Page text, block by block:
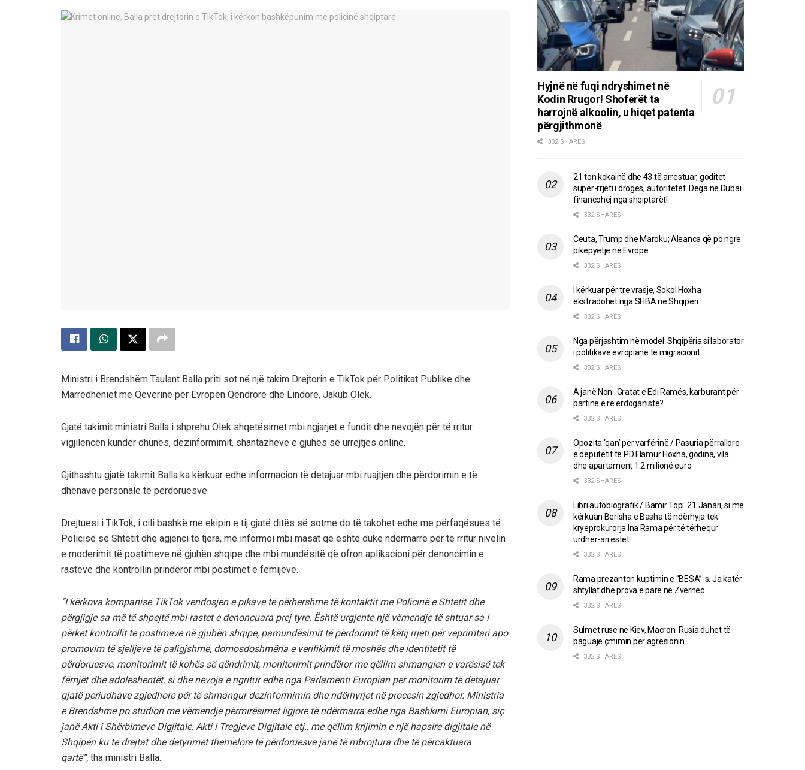
Ministri i Brendshëm Taulant Balla priti sot në një takim Drejtorin e TikTok për Politikat Publike dhe
Marrëdhëniet me Qeverinë për Evropën Qendrore dhe Lindore, Jakub Olek.
Gjatë takimit ministri Balla i shprehu Olek shqetësimet mbi ngjarjet e fundit dhe nevojën për të rritur
vigjilencën kundër dhunës, dezinformimit, shantazheve e gjuhës së urrejtjes online.
Gjithashtu gjatë takimit Balla ka kërkuar edhe informacion të detajuar mbi ruajtjen dhe përdorimin e të
dhënave personale të përdoruesve.
Drejtuesi i TikTok, i cili bashkë me ekipin e tij gjatë ditës së sotme do të takohet edhe me përfaqësues të
Policisë së Shtetit dhe agjenci të tjera, më informoi mbi masat që është duke ndërmarrë për të rritur nivelin
e moderimit të postimeve në gjuhën shqipe dhe mbi mundësitë që ofron aplikacioni për denoncimin e
rasteve dhe kontrollin prindëror mbi postimet e fëmijëve.
“I kërkova kompanisë TikTok vendosjen e pikave të përhershme të kontaktit me Policinë e Shtetit dhe
përgjigje sa më të shpejtë mbi rastet e denoncuara prej tyre. Është urgjente një vëmendje të shtuar sa i
përket kontrollit të postimeve në gjuhën shqipe, pamundësimit të përdorimit të këtij rrjeti për veprimtari apo
promovim të sjelljeve të paligjshme, domosdoshmëria e verifikimit të moshës dhe identitetit të
përdoruesve, monitorimit të kohës së qëndrimit, monitorimit prindëror me qëllim shmangien e varësisë tek
fëmjët dhe adoleshentët, si dhe nevoja e ngritur edhe nga Parlamenti Europian për monitorim të detajuar
gjatë periudhave zgjedhore për të shmangur dezinformimin dhe ndërhyrjet në procesin zgjedhor. Ministria
e Brendshme po studion me vëmendje përmirësimet ligjore të ndërmarra edhe nga Bashkimi Europian, siç
janë Akti i Shërbimeve Digjitale, Akti i Tregjeve Digjitale etj., me qëllim krijimin e një hapsire digjitale në
Shqipëri ku të drejtat dhe detyrimet themelore të përdoruesve janë të mbrojtura dhe të përcaktuara
qartë”, tha ministri Balla.
Hyjnë në fuqi ndryshimet në
Kodin Rrugor! Shoferët ta
harrojnë alkoolin, u hiqet patenta
përgjithmonë
332 SHARES
21 ton kokainë dhe 43 të arrestuar, goditet
super-rrjeti i drogës, autoritetet: Dega në Dubai
financohej nga shqiptarët!
332 SHARES
Ceuta, Trump dhe Maroku; Aleanca që po ngre
pikëpyetje në Evropë
332 SHARES
I kërkuar për tre vrasje, Sokol Hoxha
ekstradohet nga SHBA në Shqipëri
332 SHARES
Nga përjashtim në model: Shqipëria si laborator
i politikave evropiane të migracionit
332 SHARES
A janë Non- Gratat e Edi Ramës, karburant për
partinë e re erdoganiste?
332 SHARES
Opozita ‘qan’ për varfërinë / Pasuria përrallore
e deputetit të PD Flamur Hoxha, godina, vila
dhe apartament 1.2 milionë euro
332 SHARES
Libri autobiografik / Bamir Topi: 21 Janari, si më
kërkuan Berisha e Basha të ndërhyja tek
kryeprokurorja Ina Rama për të tërhequr
urdhër-arrestet
332 SHARES
Rama prezanton kuptimin e “BESA”-s. Ja katër
shtyllat dhe prova e parë në Zvërnec
332 SHARES
Sulmet ruse në Kiev, Macron: Rusia duhet të
paguajë çmimin për agresionin.
332 SHARES